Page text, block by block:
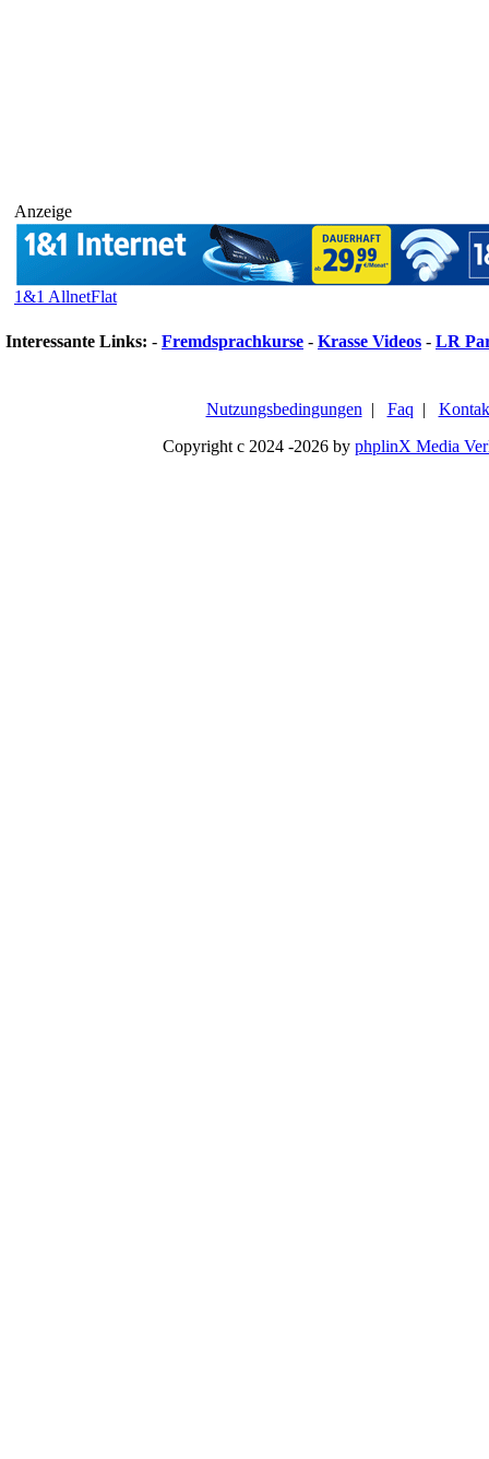
Anzeige
1&1 AllnetFlat
Interessante Links: - Fremdsprachkurse - Krasse Videos - LR
Nutzungsbedingungen | Faq |
Copyright c 2024 -2026 by phplinX Media